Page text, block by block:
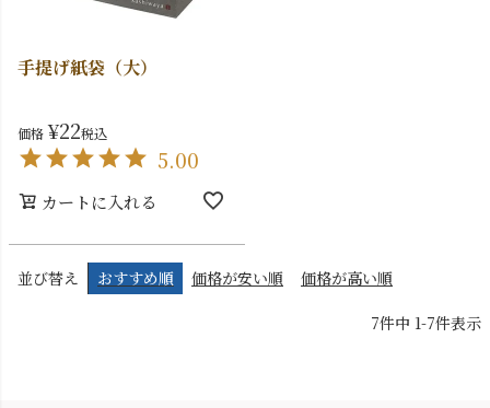
手提げ紙袋（大）
価格 ¥22税込
5.00
カートに入れる
並び替え おすすめ順 価格が安い順 価格が高い順
7件中 1-7件表示